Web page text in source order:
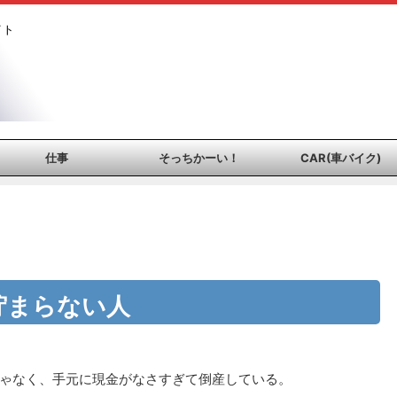
仕事 そっちかーい！ CAR(車バイク)
まらない人
く、手元に現金がなさすぎて倒産している。